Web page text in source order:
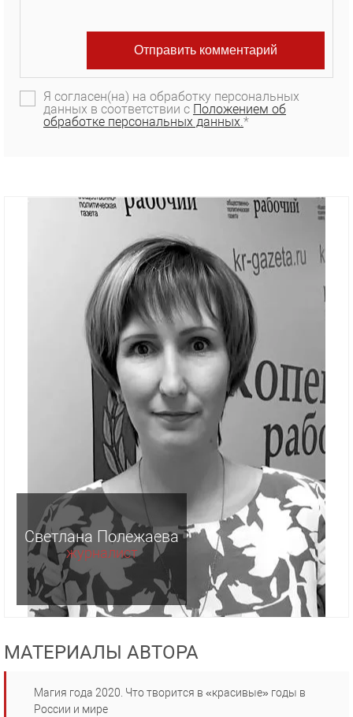
Я согласен(на) на обработку персональных
данных в соответствии с Положением об
обработке персональных данных.*
Светлана Полежаева
журналист
МАТЕРИАЛЫ АВТОРА
Магия года 2020. Что творится в «красивые» годы в
России и мире